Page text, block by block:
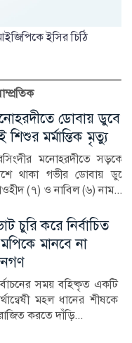
ইসির চিঠি
জুয়ায় সর্বস্বান্ত,
পাচার শত শত
টাকা
কয়েকটি ক্লিক, আর
সময়েই দ্বিগুণ-তিনগুণ টাকা
ইয়াবাসহ নারী
ব্যবসায়ী গ্রেপ্তার
কাঞ্চনপুর বেদেপল্লী
অভিযান চালিয়ে ৪০
ইয়াবা ট্যাবলেটসহ সুরা...